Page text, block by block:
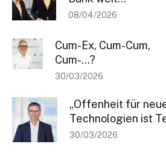
Einmal pro Woche informieren wir Sie über die
Artikel auf BANKINGCLUB.de und über
Anmeldung reicht Ihre Mailadresse und
[sibwp_form id=1]
08/04/2026
Cum-Ex, Cum-Cum,
Cum-…?
30/03/2026
„Offenheit für
Technologien ist
30/03/2026